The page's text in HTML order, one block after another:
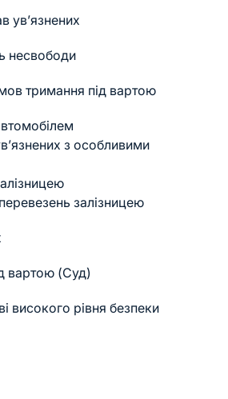
ув’язнених
несвободи
тримання під вартою
з особливими
залізницею
вартою (Суд)
високого рівня безпеки